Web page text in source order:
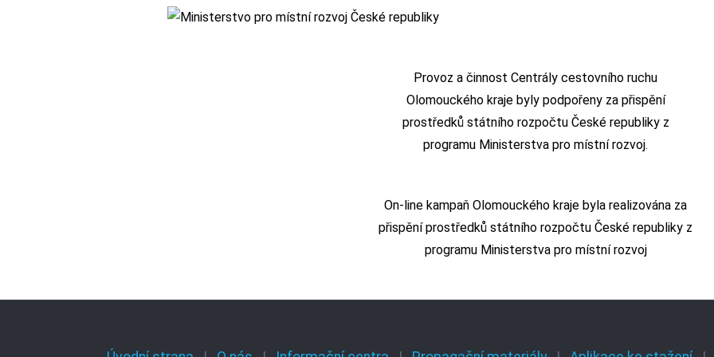
Provoz a činnost Centrály cestovního ruchu
Olomouckého kraje byly podpořeny za přispění
prostředků státního rozpočtu České republiky z
programu Ministerstva pro místní rozvoj.
On-line kampaň Olomouckého kraje byla realizována za
přispění prostředků státního rozpočtu České republiky z
programu Ministerstva pro místní rozvoj